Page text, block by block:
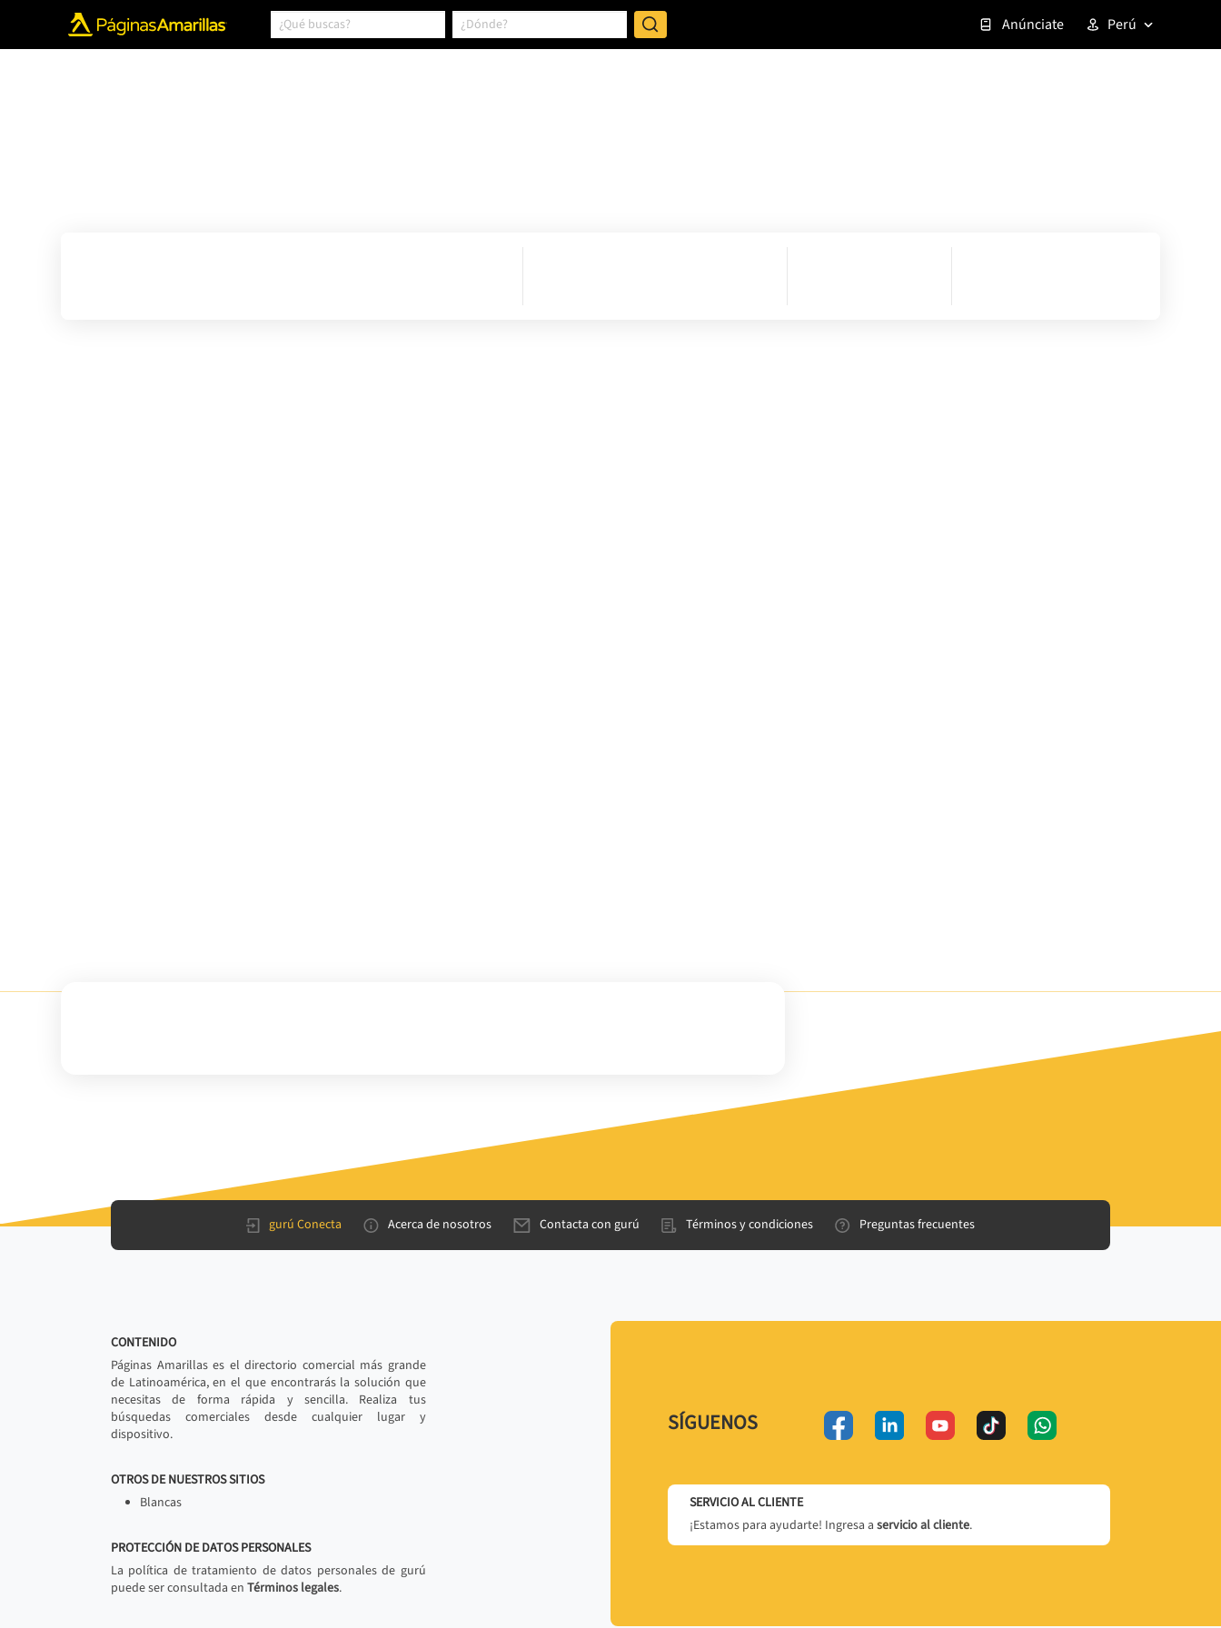
Anúnciate Perú
gurú Conecta Acerca de nosotros Contacta con gurú Términos y condiciones Preguntas frecuentes
CONTENIDO
Páginas Amarillas es el directorio comercial más grande
de Latinoamérica, en el que encontrarás la solución que
necesitas de forma rápida y sencilla. Realiza tus
búsquedas comerciales desde cualquier lugar y
dispositivo.
OTROS DE NUESTROS SITIOS
Blancas
PROTECCIÓN DE DATOS PERSONALES
La política de tratamiento de datos personales de gurú
puede ser consultada en Términos legales.
SÍGUENOS
SERVICIO AL CLIENTE
¡Estamos para ayudarte! Ingresa a servicio al cliente.